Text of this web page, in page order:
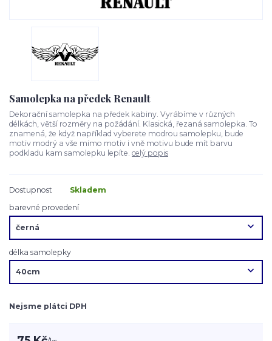
Samolepka na předek Renault
Dekorační samolepka na předek kabiny. Vyrábíme v různých
délkách, větší rozměry na požádání. Klasická, řezaná samolepka. To
znamená, že když například vyberete modrou samolepku, bude
motiv modrý a vše mimo motiv i vně motivu bude mít barvu
podkladu kam samolepku lepíte. celý popis
Dostupnost
Skladem
barevné provedení
délka samolepky
Nejsme plátci DPH